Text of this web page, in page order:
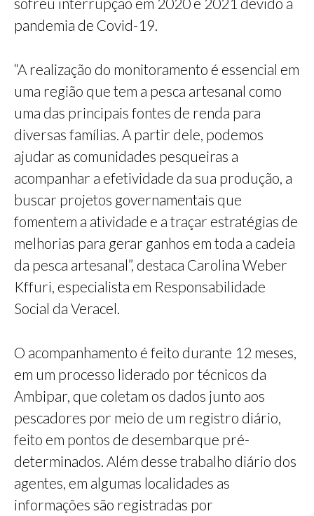
pandemia de Covid-19.
“A realização do monitoramento é essencial em
uma região que tem a pesca artesanal como
uma das principais fontes de renda para
diversas famílias. A partir dele, podemos
ajudar as comunidades pesqueiras a
acompanhar a efetividade da sua produção, a
buscar projetos governamentais que
fomentem a atividade e a traçar estratégias de
melhorias para gerar ganhos em toda a cadeia
da pesca artesanal”, destaca Carolina Weber
Kffuri, especialista em Responsabilidade
Social da Veracel.
O acompanhamento é feito durante 12 meses,
em um processo liderado por técnicos da
Ambipar, que coletam os dados junto aos
pescadores por meio de um registro diário,
feito em pontos de desembarque pré-
determinados. Além desse trabalho diário dos
agentes, em algumas localidades as
informações são registradas por